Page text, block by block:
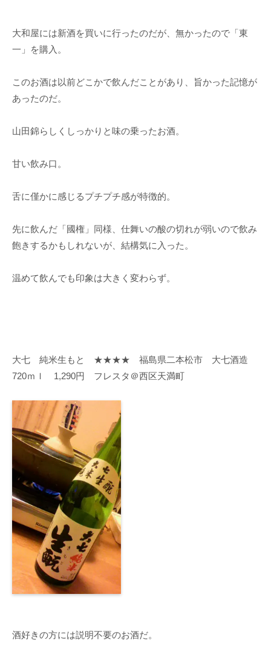
大和屋には新酒を買いに行ったのだが、無かったので「東
一」を購入。
このお酒は以前どこかで飲んだことがあり、旨かった記憶が
あったのだ。
山田錦らしくしっかりと味の乗ったお酒。
甘い飲み口。
舌に僅かに感じるプチプチ感が特徴的。
先に飲んだ「國権」同様、仕舞いの酸の切れが弱いので飲み
飽きするかもしれないが、結構気に入った。
温めて飲んでも印象は大きく変わらず。
大七 純米生もと ★★★★ 福島県二本松市 大七酒造
720ｍｌ 1,290円 フレスタ＠西区天満町
酒好きの方には説明不要のお酒だ。